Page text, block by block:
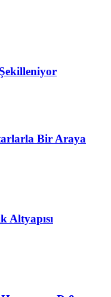
Bir Araya
Altyapısı